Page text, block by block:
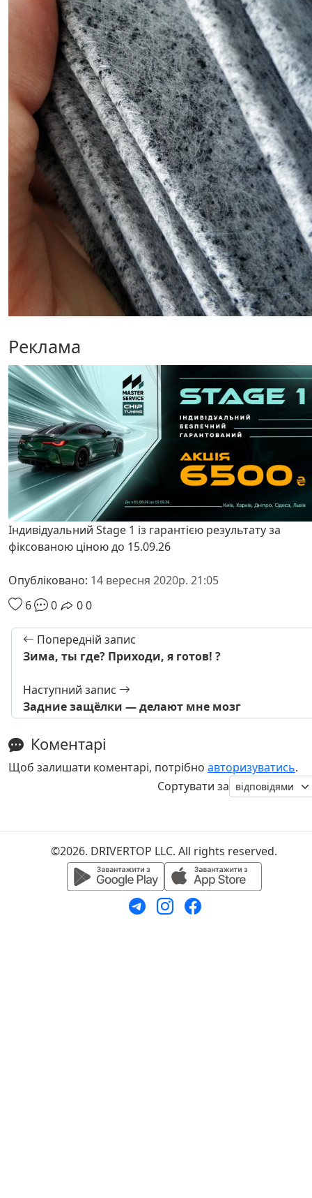
Реклама
Індивідуальний Stage 1 із гарантією результату за
фіксованою ціною до 15.09.26
Опубліковано: 14 вересня 2020р. 21:05
6
0 00
Попередній запис
Зима, ты где? Приходи, я готов! ?
Наступний запис
Задние защёлки — делают мне мозг
Коментарі
Щоб залишати коментарі, потрібно авторизуватись.
Сортувати за
©2026. DRIVERTOP LLC. All rights reserved.